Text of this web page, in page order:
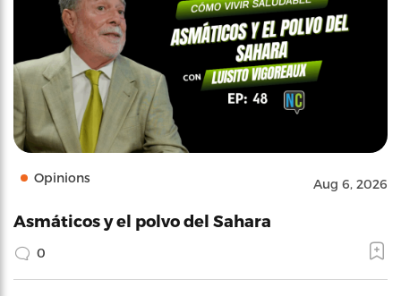
Opinions Aug 6, 2026
Asmáticos y el polvo del Sahara
0